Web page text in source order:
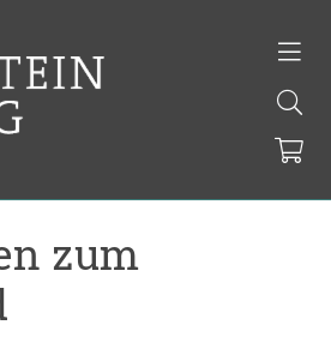
zum